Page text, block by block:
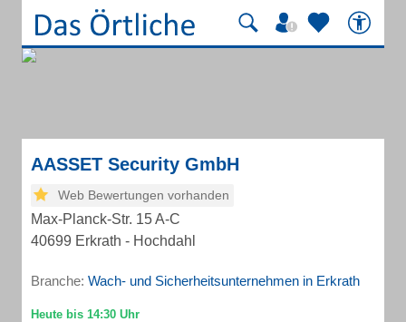
AASSET Security GmbH
Web Bewertungen vorhanden
Max-Planck-Str. 15 A-C
40699 Erkrath - Hochdahl
Branche: Wach- und Sicherheitsunternehmen in Erkrath